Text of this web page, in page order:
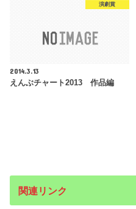
演劇賞
2014.3.13
えんぶチャート2013 作品編
関連リンク